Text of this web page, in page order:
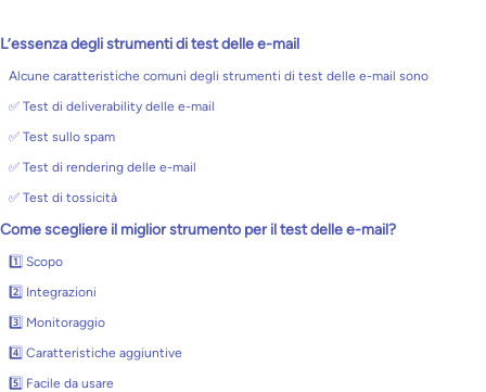
L’essenza degli strumenti di test delle e-mail
Alcune caratteristiche comuni degli strumenti di test delle e-mail sono
✅ Test di deliverability delle e-mail
✅ Test sullo spam
✅ Test di rendering delle e-mail
✅ Test di tossicità
Come scegliere il miglior strumento per il test delle e-mail?
1️⃣ Scopo
2️⃣ Integrazioni
3️⃣ Monitoraggio
4️⃣ Caratteristiche aggiuntive
5️⃣ Facile da usare